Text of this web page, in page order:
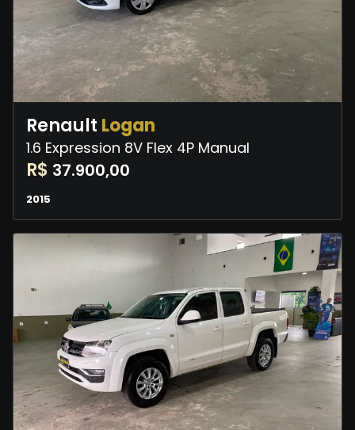
Renault Logan
1.6 Expression 8V Flex 4P Manual
R$ 37.900,00
2015